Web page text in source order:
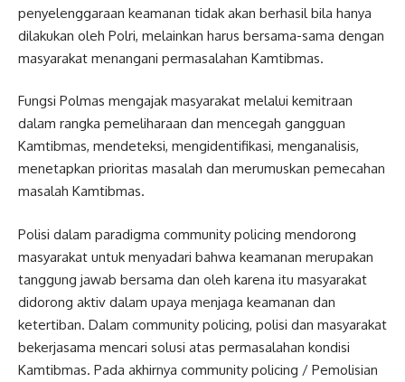
penyelenggaraan keamanan tidak akan berhasil bila hanya
dilakukan oleh Polri, melainkan harus bersama-sama dengan
masyarakat menangani permasalahan Kamtibmas.
Fungsi Polmas mengajak masyarakat melalui kemitraan
dalam rangka pemeliharaan dan mencegah gangguan
Kamtibmas, mendeteksi, mengidentifikasi, menganalisis,
menetapkan prioritas masalah dan merumuskan pemecahan
masalah Kamtibmas.
Polisi dalam paradigma community policing mendorong
masyarakat untuk menyadari bahwa keamanan merupakan
tanggung jawab bersama dan oleh karena itu masyarakat
didorong aktiv dalam upaya menjaga keamanan dan
ketertiban. Dalam community policing, polisi dan masyarakat
bekerjasama mencari solusi atas permasalahan kondisi
Kamtibmas. Pada akhirnya community policing / Pemolisian